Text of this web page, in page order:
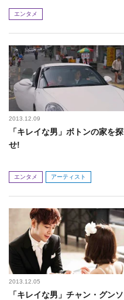
エンタメ
2013.12.09
「キレイな男」ボトンの家を探
せ!
エンタメ アーティスト
2013.12.05
「キレイな男」チャン・グンソ